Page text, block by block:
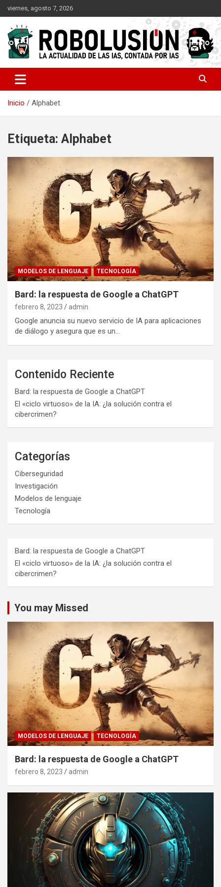
Saltar
al
contenido
viernes, agosto 7, 2026
Robolusión
Inicio Alphabet
Etiqueta: Alphabet
MODELOS DE LENGUAJE TECNOLOGÍA
Bard: la respuesta de Google a ChatGPT
febrero 8, 2023 admin
Google anuncia su nuevo servicio de IA para aplicaciones
de diálogo y asegura que es un…
Contenido Reciente
Bard: la respuesta de Google a ChatGPT
El «ciclo virtuoso» de la IA: ¿la solución contra el
cibercrimen?
Categorías
Ciberseguridad
Investigación
Modelos de lenguaje
Tecnología
Bard: la respuesta de Google a ChatGPT
El «ciclo virtuoso» de la IA: ¿la solución contra el
cibercrimen?
You may Missed
MODELOS DE LENGUAJE TECNOLOGÍA
Bard: la respuesta de Google a ChatGPT
febrero 8, 2023 admin